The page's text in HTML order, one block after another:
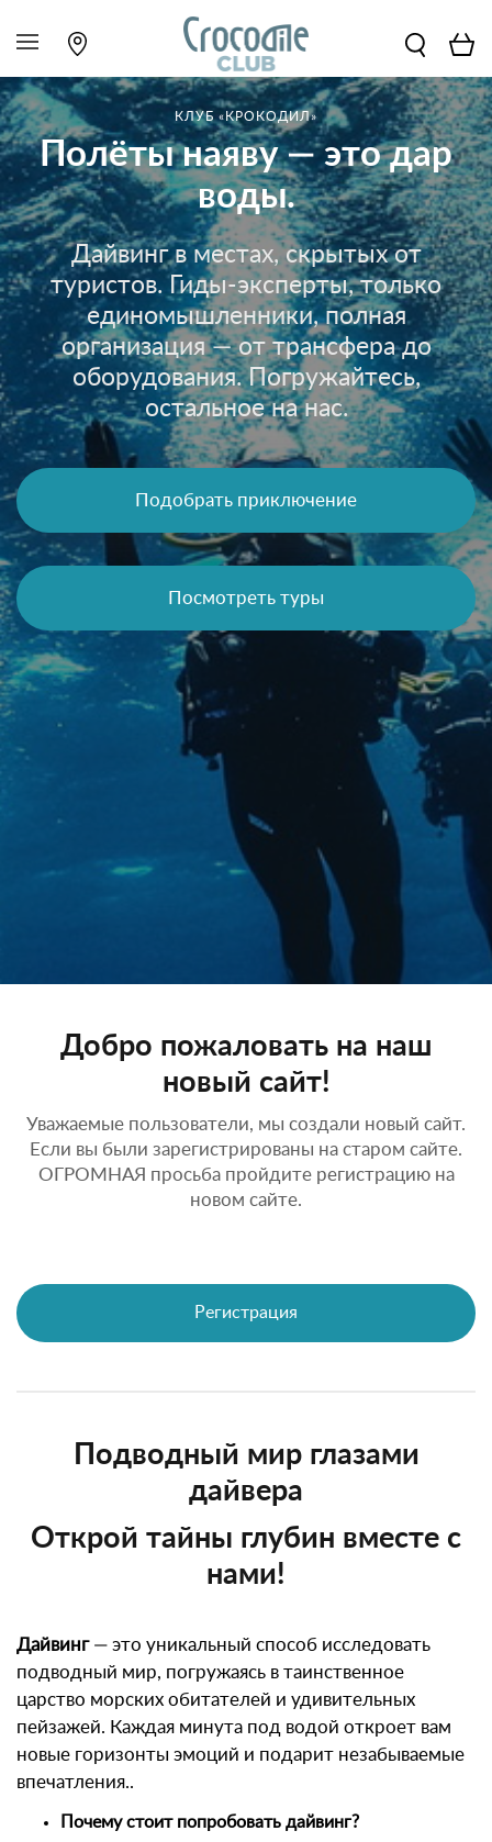
КЛУБ «КРОКОДИЛ»
Полёты наяву — это дар
воды.
Дайвинг в местах, скрытых от
туристов. Гиды-эксперты, только
единомышленники, полная
организация — от трансфера до
оборудования. Погружайтесь,
остальное на нас.
Подобрать приключение
Посмотреть туры
Добро пожаловать на наш
новый сайт!
Уважаемые пользователи, мы создали новый сайт.
Если вы были зарегистрированы на старом сайте.
ОГРОМНАЯ просьба пройдите регистрацию на
новом сайте.
Регистрация
Подводный мир глазами
дайвера
Открой тайны глубин вместе с
нами!
Дайвинг — это уникальный способ исследовать
подводный мир, погружаясь в таинственное
царство морских обитателей и удивительных
пейзажей. Каждая минута под водой откроет вам
новые горизонты эмоций и подарит незабываемые
впечатления..
Почему стоит попробовать дайвинг?